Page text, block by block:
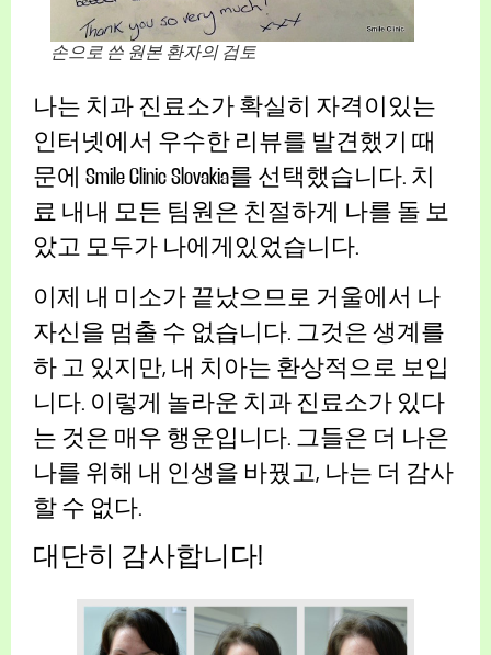
손으로 쓴 원본 환자의 검토
나는 치과 진료소가 확실히 자격이있는
인터넷에서 우수한 리뷰를 발견했기 때
문에 Smile Clinic Slovakia를 선택했습니다. 치
료 내내 모든 팀원은 친절하게 나를 돌 보
았고 모두가 나에게있었습니다.
이제 내 미소가 끝났으므로 거울에서 나
자신을 멈출 수 없습니다. 그것은 생계를
하 고 있지만, 내 치아는 환상적으로 보입
니다. 이렇게 놀라운 치과 진료소가 있다
는 것은 매우 행운입니다. 그들은 더 나은
나를 위해 내 인생을 바꿨고, 나는 더 감사
할 수 없다.
대단히 감사합니다!